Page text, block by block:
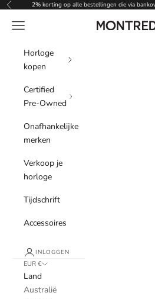
Naar inhoud
Vorige 2% korting op alle bestellingen die via
Montredo
Menu
Horloge
kopen
Certified
Pre-Owned
Onafhankelijke
merken
Verkoop je
horloge
Tijdschrift
Accessoires
INLOGGEN
EUR €
Land
Australië